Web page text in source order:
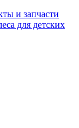
и запчасти
для детских